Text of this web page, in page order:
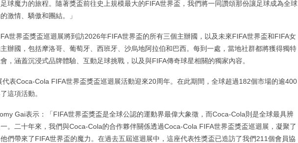
球魔力的旅程。隨著獎盃前往史上規模最大的FIFA世界盃，我們將一同讚頌那份讓足球成為全球
激情、驕傲和團結。」
世界盃獎盃巡迴展將到訪2026年FIFA世界盃的所有三個主辦國，以及未來FIFA世界盃和FIFA女
辦國，包括摩洛哥、葡萄牙、西班牙、沙烏地阿拉伯和巴西。每到一處，當地社群都將獲得獨特
，涵蓋沉浸式品牌體驗、互動足球挑戰，以及與FIFA傳奇球星相關的獨家內容。
代表Coca-Cola FIFA世界盃獎盃巡迴展活動迎來20周年。在此期間，全球超過182個市場的逾400
這項活動。
Gai表示：「FIFA世界盃獎盃是全球公認的運動界最偉大象徵，而Coca-Cola則是全球最具辨
。二十年來，我們與Coca-Cola的合作夥伴關係透過Coca-Cola FIFA世界盃獎盃巡迴展，凝聚了
們帶來了FIFA世界盃的魔力。在過去五屆巡迴展中，這座代表性獎盃已造訪了我們211個會員協